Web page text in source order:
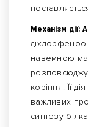
Механізм дії: А
наземною
коріння. Її
важливих
синтезу